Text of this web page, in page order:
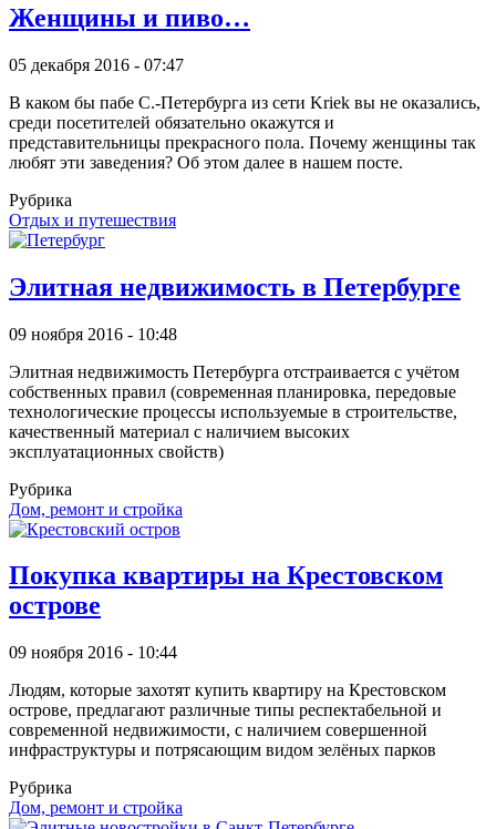
Женщины и пиво…
05 декабря 2016 - 07:47
В каком бы пабе С.-Петербурга из сети Kriek вы не оказались,
среди посетителей обязательно окажутся и
представительницы прекрасного пола. Почему женщины так
любят эти заведения? Об этом далее в нашем посте.
Рубрика
Отдых и путешествия
Элитная недвижимость в Петербурге
09 ноября 2016 - 10:48
Элитная недвижимость Петербурга отстраивается с учётом
собственных правил (современная планировка, передовые
технологические процессы используемые в строительстве,
качественный материал с наличием высоких
эксплуатационных свойств)
Рубрика
Дом, ремонт и стройка
Покупка квартиры на Крестовском
острове
09 ноября 2016 - 10:44
Людям, которые захотят купить квартиру на Крестовском
острове, предлагают различные типы респектабельной и
современной недвижимости, с наличием совершенной
инфраструктуры и потрясающим видом зелёных парков
Рубрика
Дом, ремонт и стройка